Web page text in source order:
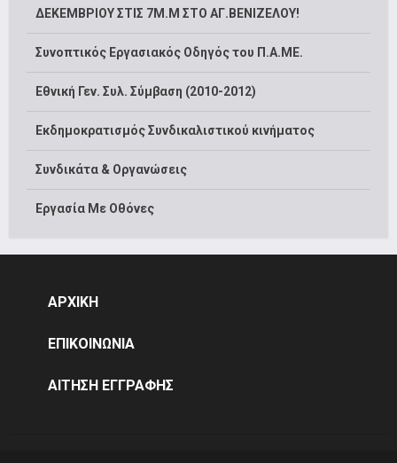
ΔΕΚΕΜΒΡΙΟΥ ΣΤΙΣ 7Μ.Μ ΣΤΟ ΑΓ.ΒΕΝΙΖΕΛΟΥ!
Συνοπτικός Εργασιακός Οδηγός του Π.Α.ΜΕ.
Εθνική Γεν. Συλ. Σύμβαση (2010-2012)
Εκδημοκρατισμός Συνδικαλιστικού κινήματος
Συνδικάτα & Οργανώσεις
Εργασία Με Οθόνες
ΑΡΧΙΚΗ
ΕΠΙΚΟΙΝΩΝΙΑ
ΑΙΤΗΣΗ ΕΓΓΡΑΦΗΣ